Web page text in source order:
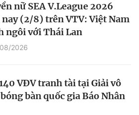
nữ SEA V.League 2026
(2/8) trên VTV: Việt Nam
ngôi với Thái Lan
2026
VĐV tranh tài tại Giải vô
bàn quốc gia Báo Nhân